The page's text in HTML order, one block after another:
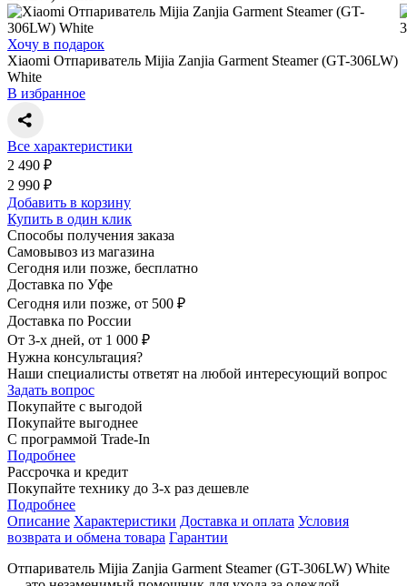
Хочу в подарок
Xiaomi Отпариватель Mijia Zanjia Garment Steamer (GT-306LW)
White
В избранное
Все характеристики
2 490 ₽
2 990 ₽
Добавить в корзину
Купить в один клик
Способы получения заказа
Самовывоз из магазина
Сегодня или позже, бесплатно
Доставка по Уфе
Сегодня или позже, от 500 ₽
Доставка по России
От 3-х дней, от 1 000 ₽
Нужна консультация?
Наши специалисты ответят на любой интересующий вопрос
Задать вопрос
Покупайте с выгодой
Покупайте выгоднее
С программой Trade-In
Подробнее
Рассрочка и кредит
Покупайте технику до 3-х раз дешевле
Подробнее
Описание Характеристики Доставка и оплата Условия
возврата и обмена товара Гарантии
Отпариватель Mijia Zanjia Garment Steamer (GT-306LW) White